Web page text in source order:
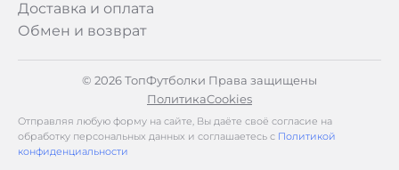
Доставка и оплата
Обмен и возврат
© 2026 ТопФутболки Права защищены
ПолитикаCookies
Отправляя любую форму на сайте, Вы даёте своё согласие на
обработку персональных данных и соглашаетесь с Политикой
конфиденциальности